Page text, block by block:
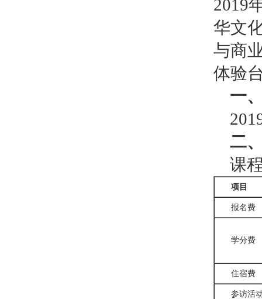
2019
华文
与商
体验
一
二
课
项目
报名费
学分费
住宿费
参访活